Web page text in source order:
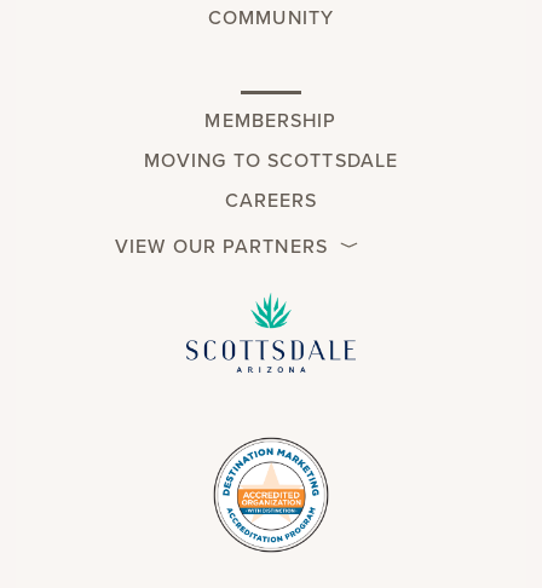
COMMUNITY
MEMBERSHIP
MOVING TO SCOTTSDALE
CAREERS
VIEW OUR PARTNERS